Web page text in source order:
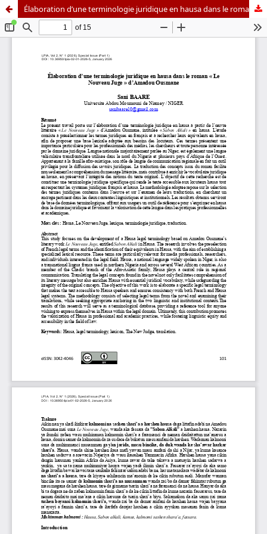
Élaboration d’une terminologie juridique en hausa dans le roman « Le Nouveau Juge » d’Amadou Ousmane